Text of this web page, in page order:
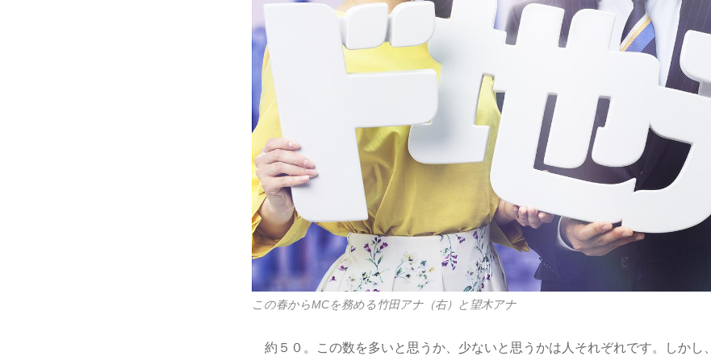
この春からMCを務める竹田アナ（右）と望木アナ
約５０。この数を多いと思うか、少ないと思うかは人それぞれです。しかし